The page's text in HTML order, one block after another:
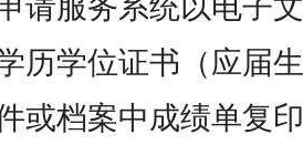
请服务系统以电子文
历学位证书（应届生
或档案中成绩单复印